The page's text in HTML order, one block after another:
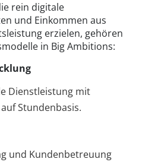
rein digitale
und Einkommen aus
erzielen, gehören
in Big Ambitions:
Dienstleistung mit
Stundenbasis.
und Kundenbetreuung